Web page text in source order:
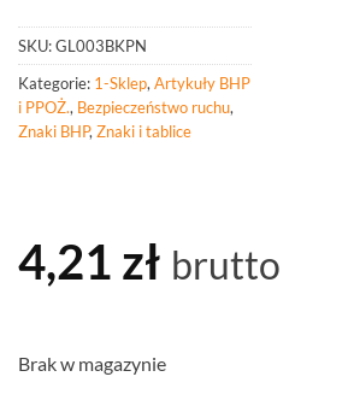
SKU:GL003BKPN
Kategorie: 1-Sklep,Artykuły BHP
i PPOŻ., Bezpieczeństwo ruchu,
Znaki BHP,Znaki i tablice
4,21 zł brutto
Brak w magazynie